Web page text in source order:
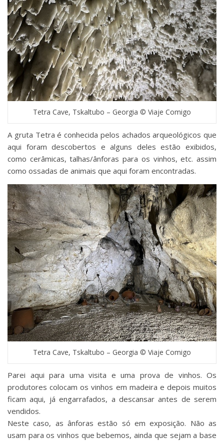
Tetra Cave, Tskaltubo – Georgia © Viaje Comigo
A gruta Tetra é conhecida pelos achados arqueológicos que
aqui foram descobertos e alguns deles estão exibidos,
como cerâmicas, talhas/ânforas para os vinhos, etc. assim
como ossadas de animais que aqui foram encontradas.
Tetra Cave, Tskaltubo – Georgia © Viaje Comigo
Parei aqui para uma visita e uma prova de vinhos. Os
produtores colocam os vinhos em madeira e depois muitos
ficam aqui, já engarrafados, a descansar antes de serem
vendidos.
Neste caso, as ânforas estão só em exposição. Não as
usam para os vinhos que bebemos, ainda que sejam a base